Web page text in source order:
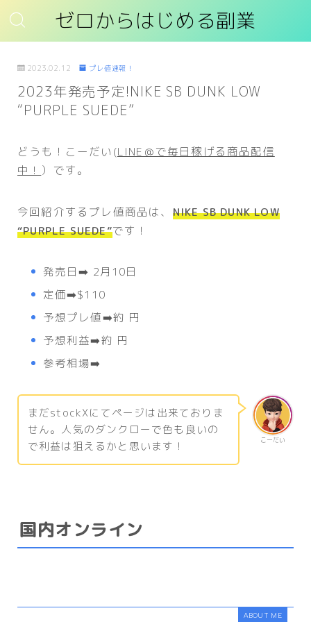
ゼロからはじめる副業
2023.02.12 プレ値速報！
2023年発売予定!NIKE SB DUNK LOW
“PURPLE SUEDE”
どうも！こーだい(LINE＠で毎日稼げる商品配信
中！ ）です。
今回紹介するプレ値商品は、 NIKE SB DUNK LOW
“PURPLE SUEDE”です！
発売日➡️ 2月10日
定価➡️$110
予想プレ値➡️約 円
予想利益➡️約 円
参考相場➡️
こーだい
まだstockXにてページは出来ておりま
せん。人気のダンクローで色も良いの
で利益は狙えるかと思います！
国内オンライン
ABOUT ME